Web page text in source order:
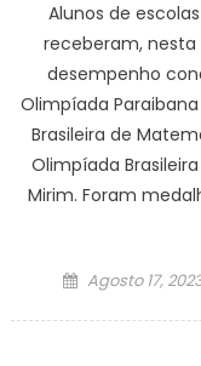
Alunos de
receberam,
desempenho
Olimpíada
Brasileira de
Olimpíada
Mirim. Foram
Posted
Agosto 17,